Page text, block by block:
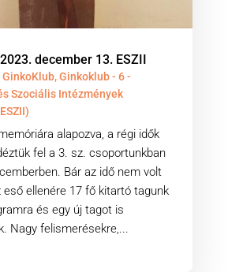
december 13. ESZII
GinkoKlub,Ginkoklub - 6 -
Szociális Intézmények
alapozva, a régi idők
fel a 3. sz. csoportunkban
Bár az idő nem volt
eső ellenére 17 fő kitartó tagunk
és egy új tagot is
Nagy felismerésekre,...